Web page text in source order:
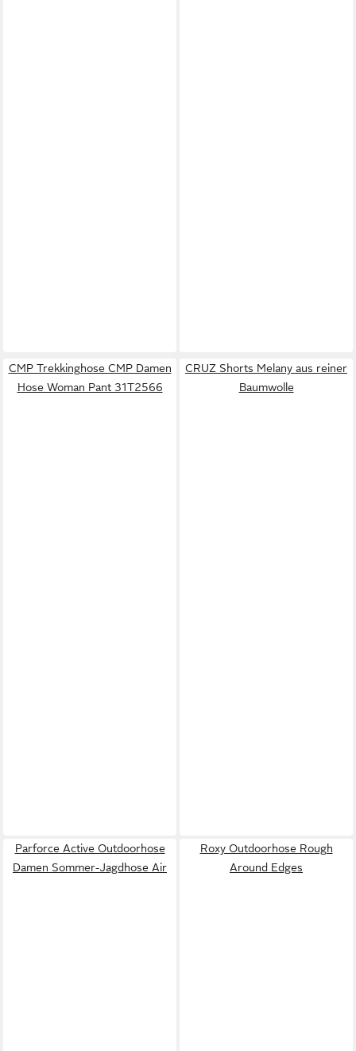
CMP Trekkinghose CMP Damen
Hose Woman Pant 31T2566
CRUZ Shorts Melany aus reiner
Baumwolle
Parforce Active Outdoorhose
Damen Sommer-Jagdhose Air
Roxy Outdoorhose Rough
Around Edges